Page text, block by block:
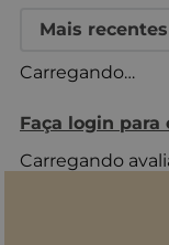
Carregando…
Faça login para
Mais recentes
Carregando